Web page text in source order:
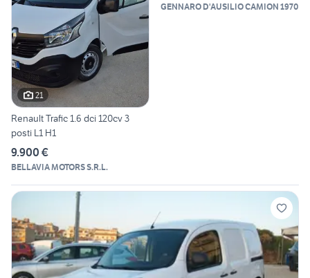
21
Renault Trafic 1.6 dci 120cv 3
posti L1 H1
9.900 €
BELLAVIA MOTORS S.R.L.
GENNARO D'AUSILIO CAMION 1970